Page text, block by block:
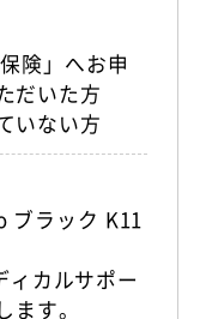
険」へお申
だいた方
いない方
ブラック K11
ィカルサポー
す。